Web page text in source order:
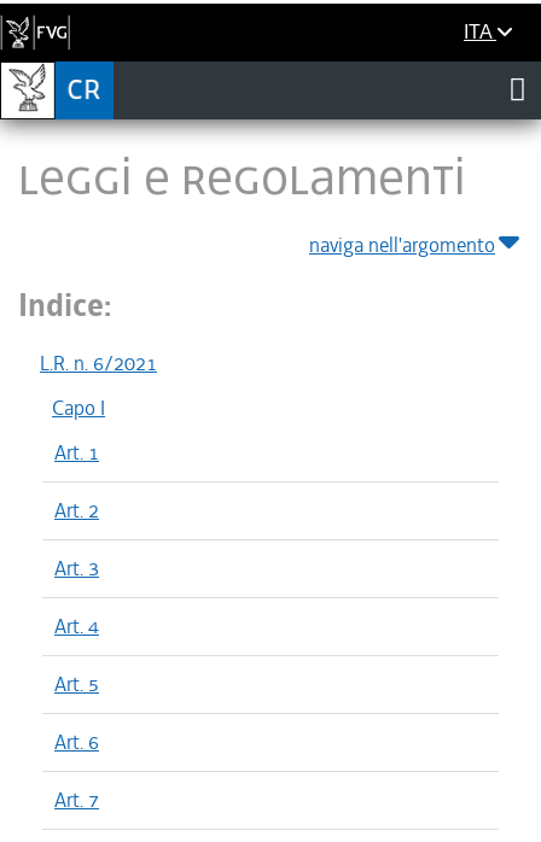
ITA
LEGGI E REGOLAMENTI
naviga nell'argomento
Indice:
L.R. n. 6/2021
Capo I
Art. 1
Art. 2
Art. 3
Art. 4
Art. 5
Art. 6
Art. 7